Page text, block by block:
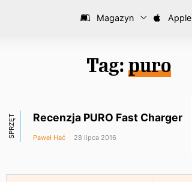
Magazyn Apple
Tag: puro
SPRZĘT Recenzja PURO Fast Charger
Paweł Hać 28 lipca 2016